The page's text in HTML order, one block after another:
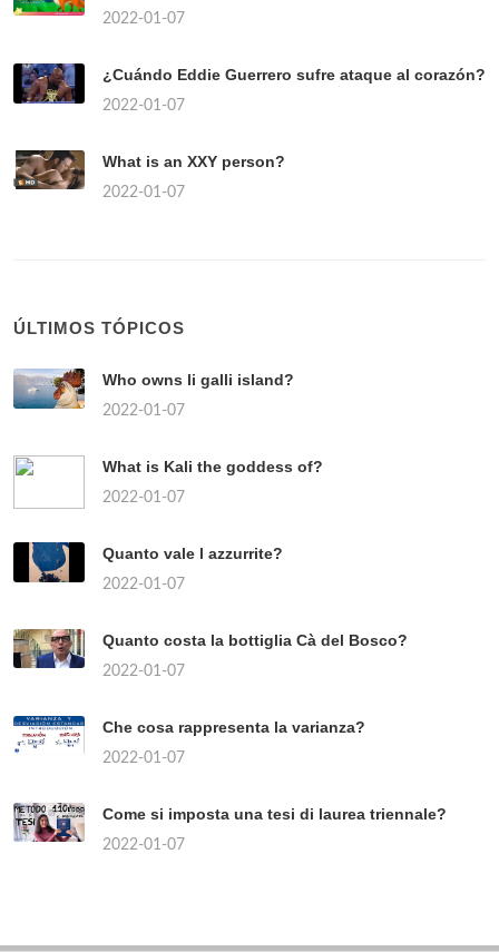
2022-01-07
¿Cuándo Eddie Guerrero sufre ataque al corazón?
2022-01-07
What is an XXY person?
2022-01-07
ÚLTIMOS TÓPICOS
Who owns li galli island?
2022-01-07
What is Kali the goddess of?
2022-01-07
Quanto vale l azzurrite?
2022-01-07
Quanto costa la bottiglia Cà del Bosco?
2022-01-07
Che cosa rappresenta la varianza?
2022-01-07
Come si imposta una tesi di laurea triennale?
2022-01-07